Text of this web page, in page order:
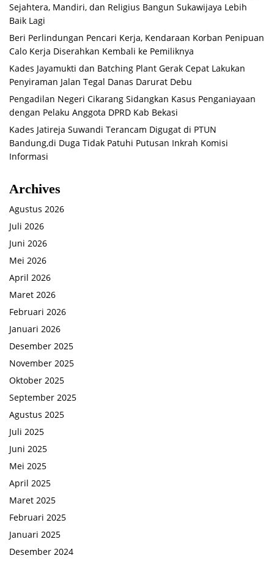
Sejahtera, Mandiri, dan Religius Bangun Sukawijaya Lebih
Baik Lagi
Beri Perlindungan Pencari Kerja, Kendaraan Korban Penipuan
Calo Kerja Diserahkan Kembali ke Pemiliknya
Kades Jayamukti dan Batching Plant Gerak Cepat Lakukan
Penyiraman Jalan Tegal Danas Darurat Debu
Pengadilan Negeri Cikarang Sidangkan Kasus Penganiayaan
dengan Pelaku Anggota DPRD Kab Bekasi
Kades Jatireja Suwandi Terancam Digugat di PTUN
Bandung,di Duga Tidak Patuhi Putusan Inkrah Komisi
Informasi
Archives
Agustus 2026
Juli 2026
Juni 2026
Mei 2026
April 2026
Maret 2026
Februari 2026
Januari 2026
Desember 2025
November 2025
Oktober 2025
September 2025
Agustus 2025
Juli 2025
Juni 2025
Mei 2025
April 2025
Maret 2025
Februari 2025
Januari 2025
Desember 2024